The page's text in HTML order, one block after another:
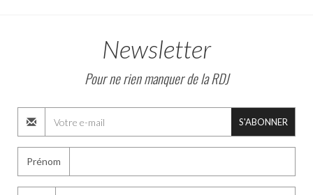
Newsletter
Pour ne rien manquer de la RDJ
S'ABONNER
Prénom